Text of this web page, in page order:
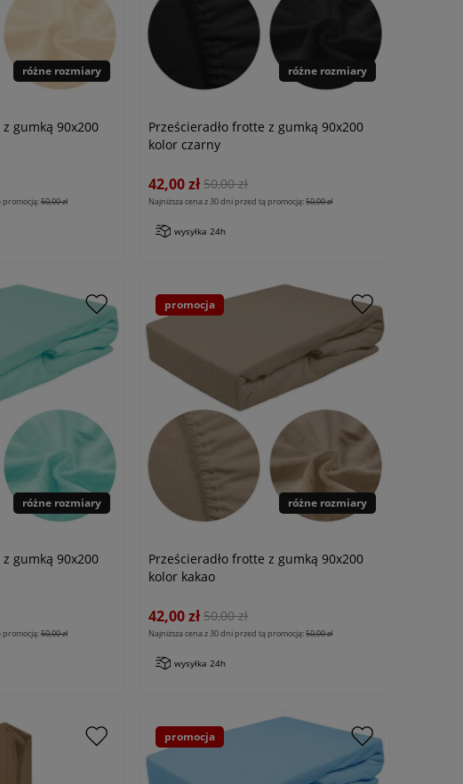
różne rozmiary
gumką 90x200
promocją:50,00 zł
różne rozmiary
Prześcieradło frotte z gumką 90x200
kolor czarny
42,00 zł 50,00 zł
Najniższa cena z 30 dni przed tą promocją:50,00 zł
wysyłka 24h
różne rozmiary
gumką 90x200
promocją:50,00 zł
różne rozmiary
Prześcieradło frotte z gumką 90x200
kolor kakao
42,00 zł 50,00 zł
Najniższa cena z 30 dni przed tą promocją:50,00 zł
wysyłka 24h
promocja
promocja